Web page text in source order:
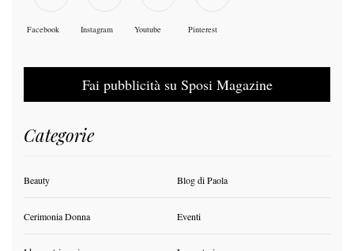
Facebook Instagram Youtube Pinterest
Fai pubblicità su Sposi Magazine
Categorie
Beauty Blog di Paola
Cerimonia Donna Eventi